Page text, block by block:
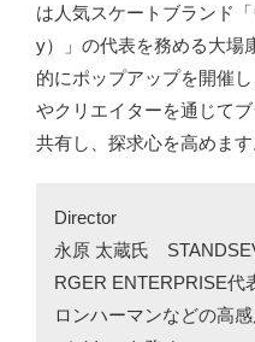
は人気スケートブランド
y）」の代表を務める大場
的にポップアップを開催
やクリエイターを通じて
共有し、探求心を高めます
Director
永原 太蔵氏
RGER ENTERPRISE代
ロンハーマンなどの高